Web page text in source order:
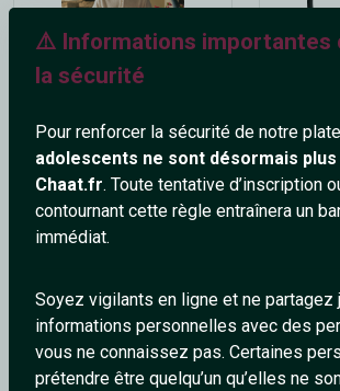
⚠️ Informations importantes
la sécurité
Pour renforcer la sécurité de notre
adolescents ne sont désormais
Chaat.fr. Toute tentative d’inscription
contournant cette règle entraînera un
immédiat.
Soyez vigilants en ligne et ne partagez
informations personnelles avec des
vous ne connaissez pas. Certaines
prétendre être quelqu’un qu’elles ne
19 ans
jeanlouis35